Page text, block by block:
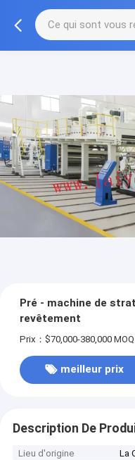
Pré - machine de
revêtement
Prix：$70,000-380,000
meilleur prix
Description De
Lieu d'origine
La